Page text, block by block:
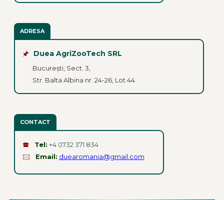
ADRESA
🖈 Duea AgriZooTech SRL
București, Sect. 3,
Str. Balta Albina nr. 24-26, Lot 44
CONTACT
🕿 Tel: +4 0732 371 834
🖂
Email: duearomania@gmail.com